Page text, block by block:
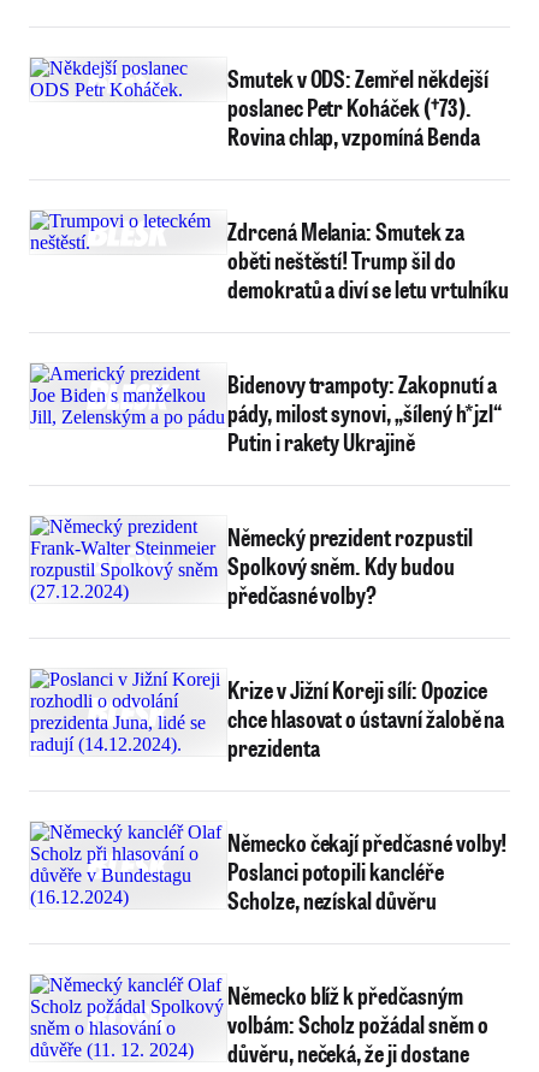
Smutek v ODS: Zemřel někdejší
poslanec Petr Koháček (†73).
Rovina chlap, vzpomíná Benda
Zdrcená Melania: Smutek za
oběti neštěstí! Trump šil do
demokratů a diví se letu vrtulníku
Bidenovy trampoty: Zakopnutí a
pády, milost synovi, „šílený h*jzl“
Putin i rakety Ukrajině
Německý prezident rozpustil
Spolkový sněm. Kdy budou
předčasné volby?
Krize v Jižní Koreji sílí: Opozice
chce hlasovat o ústavní žalobě na
prezidenta
Německo čekají předčasné volby!
Poslanci potopili kancléře
Scholze, nezískal důvěru
Německo blíž k předčasným
volbám: Scholz požádal sněm o
důvěru, nečeká, že ji dostane